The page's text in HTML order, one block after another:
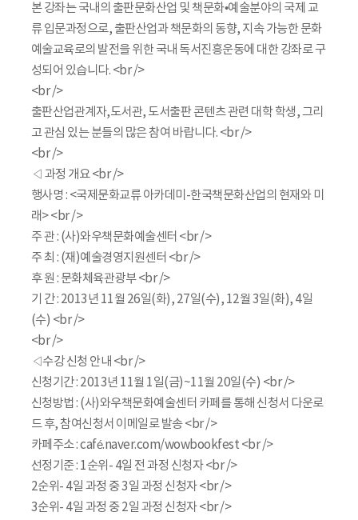
본 강좌는 국내의 출판문화산업 및 책문화•예술분야의 국제 교
류 입문과정으로, 출판산업과 책문화의 동향, 지속 가능한 문화
예술교육로의 발전을 위한 국내 독서진흥운동에 대한 강좌로 구
성되어 있습니다. <br />
<br />
출판산업관계자,도서관, 도서출판 콘텐츠 관련 대학 학생, 그리
고 관심 있는 분들의 많은 참여 바랍니다. <br />
<br />
◁ 과정 개요 <br />
행사명 : <국제문화교류 아카데미-한국책문화산업의 현재와 미
래> <br />
주 관 : (사)와우책문화예술센터 <br />
주 최 : (재)예술경영지원센터 <br />
후 원 : 문화체육관광부 <br />
기 간 : 2013년 11월 26일(화), 27일(수), 12월 3일(화), 4일
(수) <br />
<br />
◁수강 신청 안내 <br />
신청기간 : 2013년 11월 1일(금)~11월 20일(수) <br />
신청방법 : (사)와우책문화예술센터 카페를 통해 신청서 다운로
드 후, 참여신청서 이메일로 발송 <br />
카페주소 : café.naver.com/wowbookfest <br />
선정기준 : 1순위- 4일 전 과정 신청자 <br />
2순위- 4일 과정 중 3일 과정 신청자 <br />
3순위- 4일 과정 중 2일 과정 신청자 <br />